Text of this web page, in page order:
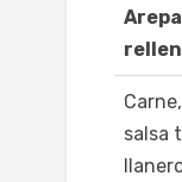
salsa